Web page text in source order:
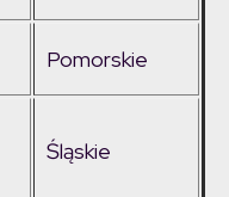
Pomorskie
Śląskie